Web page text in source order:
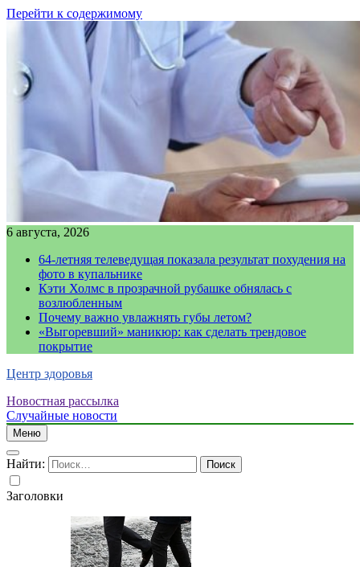
Перейти к содержимому
6 августа, 2026
64-летняя телеведущая показала результат похудения на
фото в купальнике
Кэти Холмс в прозрачной рубашке обнялась с
возлюбленным
Почему важно увлажнять губы летом?
«Выгоревший» маникюр: как сделать трендовое
покрытие
Центр здоровья
Новостная рассылка
Случайные новости
Меню
Найти:
Заголовки